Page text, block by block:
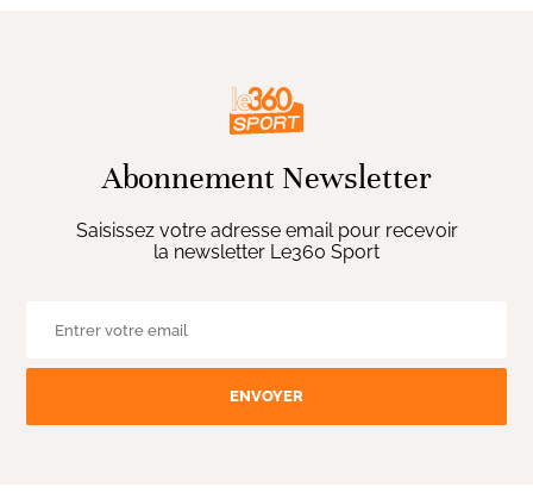
Abonnement Newsletter
Saisissez votre adresse email pour recevoir
la newsletter Le360 Sport
ENVOYER